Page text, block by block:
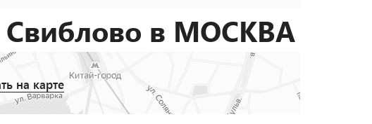
Свиблово в МОСКВА
на карте